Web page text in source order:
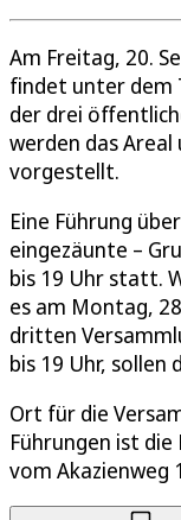
Am Freitag, 20.
findet unter dem
der drei
werden das
vorgestellt.
Eine Führung
eingezäunte –
bis 19 Uhr statt.
es am Montag,
dritten
bis 19 Uhr, sollen
Ort für die
Führungen ist
vom Akazienweg